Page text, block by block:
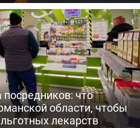
что
области, чтобы
лекарств